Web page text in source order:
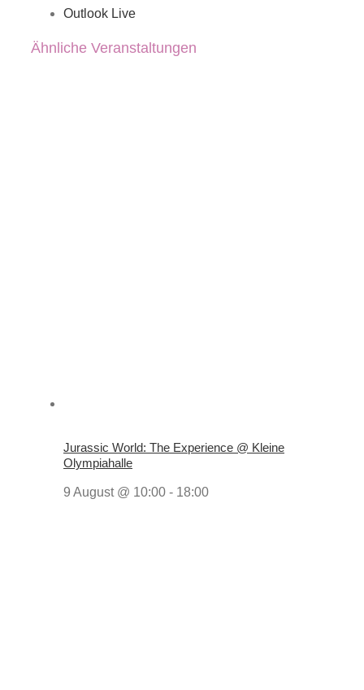
Outlook Live
Ähnliche Veranstaltungen
Jurassic World: The Experience @ Kleine
Olympiahalle
9 August @ 10:00 - 18:00